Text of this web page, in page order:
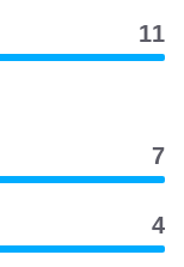
11
7
4